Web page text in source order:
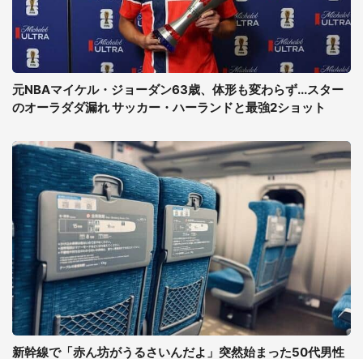
元NBAマイケル・ジョーダン63歳、体形も変わらず...スター
のオーラダダ漏れ サッカー・ハーランドと最強2ショット
新幹線で「赤ん坊がうるさいんだよ」突然始まった50代男性